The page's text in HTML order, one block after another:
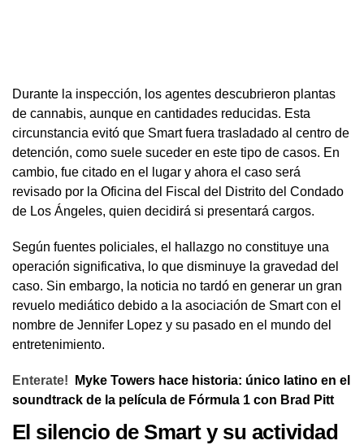
Durante la inspección, los agentes descubrieron plantas
de cannabis, aunque en cantidades reducidas. Esta
circunstancia evitó que Smart fuera trasladado al centro de
detención, como suele suceder en este tipo de casos. En
cambio, fue citado en el lugar y ahora el caso será
revisado por la Oficina del Fiscal del Distrito del Condado
de Los Ángeles, quien decidirá si presentará cargos.
Según fuentes policiales, el hallazgo no constituye una
operación significativa, lo que disminuye la gravedad del
caso. Sin embargo, la noticia no tardó en generar un gran
revuelo mediático debido a la asociación de Smart con el
nombre de Jennifer Lopez y su pasado en el mundo del
entretenimiento.
Enterate!
Myke Towers hace historia: único latino en el
soundtrack de la película de Fórmula 1 con Brad Pitt
El silencio de Smart y su actividad